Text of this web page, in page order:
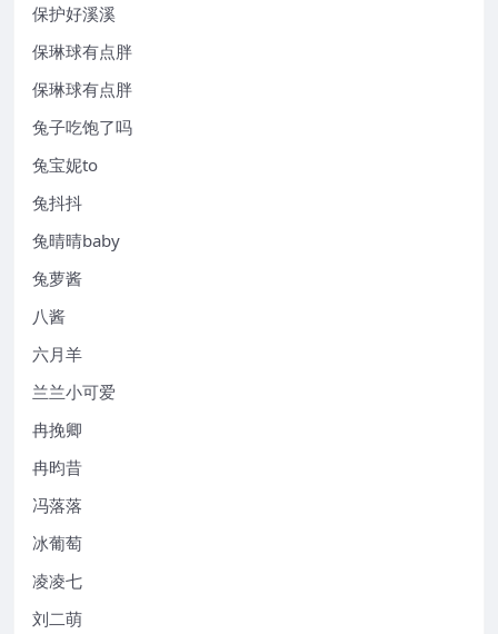
保护好溪溪
保琳球有点胖
保琳球有点胖
兔子吃饱了吗
兔宝妮to
兔抖抖
兔晴晴baby
兔萝酱
八酱
六月羊
兰兰小可爱
冉挽卿
冉昀昔
冯落落
冰葡萄
凌凌七
刘二萌